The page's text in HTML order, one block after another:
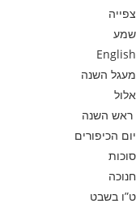
צפייה
שמע
English
מעגל השנה
אלול
ראש השנה
יום הכיפורים
סוכות
חנוכה
ט”ו בשבט